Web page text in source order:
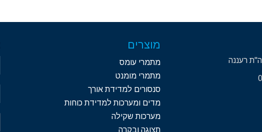
מוצרים
מתמרי עומס
מתמרי מומנט
סנסורים למדידת אורך
מדים ומערכות למדידת כוחות
מערכות שקילה
תצוגה ובקרה